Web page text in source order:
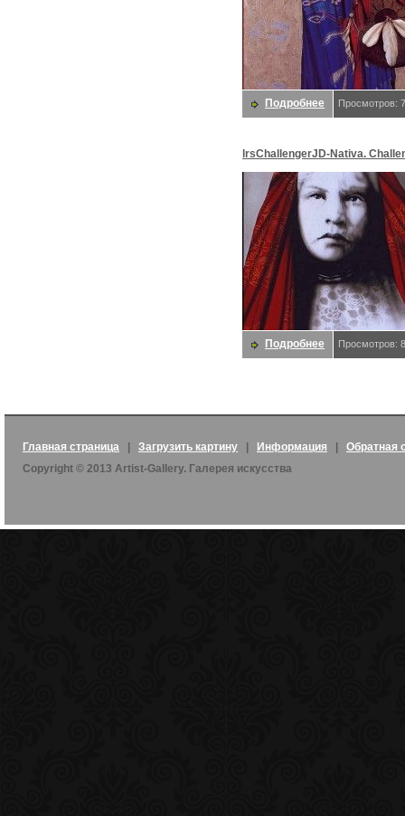
Подробнее Просмотров:
lrsChallengerJD-Nativa.
Подробнее Просмотров:
Главная страница Загрузить картину Информация
Обратная
Copyright © 2013 Artist-Gallery. Галерея искусства